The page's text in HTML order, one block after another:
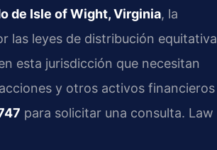
de Isle of Wight, Virginia, la
las leyes de distribución equitativa
esta jurisdicción que necesitan
y otros activos financieros
para solicitar una consulta. Law